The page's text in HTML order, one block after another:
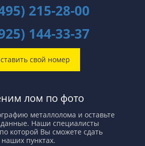
215-28-00
144-33-37
свой номер
лом по фото
металлолома и оставьте
данные. Наши специалисты
которой Вы сможете сдать
пунктах.